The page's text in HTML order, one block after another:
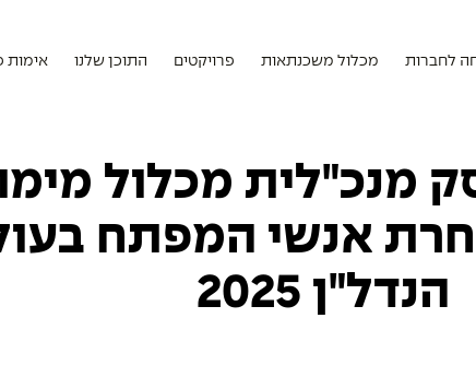
לחברות מכלול משכנתאות פרויקטים התוכן שלנו אימות
מנכ"לית מכלול
אנשי המפתח
הנדל"ן 2025